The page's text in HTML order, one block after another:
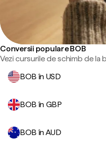
Conversii populare BOB
Vezi cursurile de schimb de la
BOB în USD
BOB în GBP
BOB în AUD